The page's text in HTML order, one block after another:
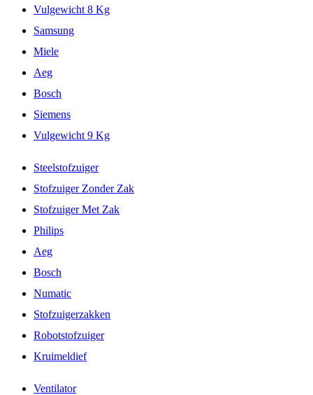
Vulgewicht 8 Kg
Samsung
Miele
Aeg
Bosch
Siemens
Vulgewicht 9 Kg
Steelstofzuiger
Stofzuiger Zonder Zak
Stofzuiger Met Zak
Philips
Aeg
Bosch
Numatic
Stofzuigerzakken
Robotstofzuiger
Kruimeldief
Ventilator